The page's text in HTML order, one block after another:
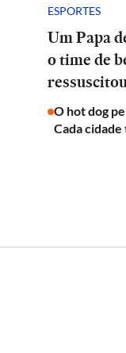
ESPORTES
Um Papa
o time de
O hot dog
Cada